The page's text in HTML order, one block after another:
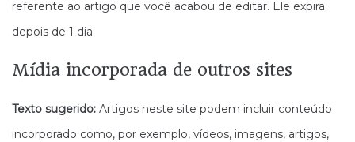
referente ao artigo que você acabou de editar. Ele expira
depois de 1 dia.
Mídia incorporada de outros sites
Texto sugerido: Artigos neste site podem incluir conteúdo
incorporado como, por exemplo, vídeos, imagens, artigos,